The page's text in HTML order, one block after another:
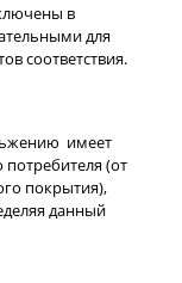
в
для
соответствия.
имеет
(от
покрытия),
данный